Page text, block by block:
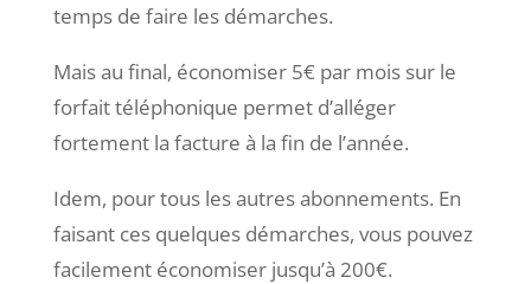
temps de faire les démarches.
Mais au final, économiser 5€ par mois sur le
forfait téléphonique permet d’alléger
fortement la facture à la fin de l’année.
Idem, pour tous les autres abonnements. En
faisant ces quelques démarches, vous pouvez
facilement économiser jusqu’à 200€.